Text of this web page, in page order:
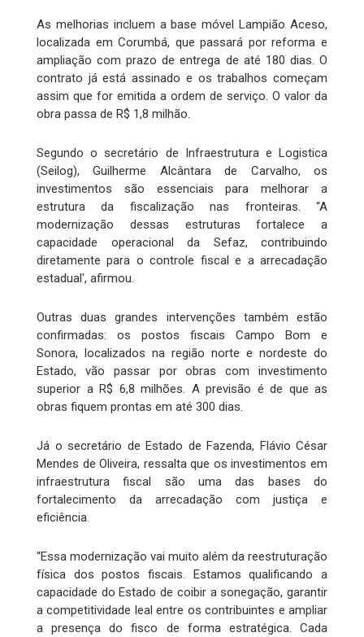
As melhorias incluem a base móvel Lampião Aceso,
localizada em Corumbá, que passará por reforma e
ampliação com prazo de entrega de até 180 dias. O
contrato já está assinado e os trabalhos começam
assim que for emitida a ordem de serviço. O valor da
obra passa de R$ 1,8 milhão.
Segundo o secretário de Infraestrutura e Logistica
(Seilog), Guilherme Alcântara de Carvalho, os
investimentos são essenciais para melhorar a
estrutura da fiscalização nas fronteiras. “A
modernização dessas estruturas fortalece a
capacidade operacional da Sefaz, contribuindo
diretamente para o controle fiscal e a arrecadação
estadual', afirmou.
Outras duas grandes intervenções também estão
confirmadas: os postos fiscais Campo Bom e
Sonora, localizados na região norte e nordeste do
Estado, vão passar por obras com investimento
superior a R$ 6,8 milhões. A previsão é de que as
obras fiquem prontas em até 300 dias.
Já o secretário de Estado de Fazenda, Flávio César
Mendes de Oliveira, ressalta que os investimentos em
infraestrutura fiscal são uma das bases do
fortalecimento da arrecadação com justiça e
eficiência.
“Essa modernização vai muito além da reestruturação
física dos postos fiscais. Estamos qualificando a
capacidade do Estado de coibir a sonegação, garantir
a competitividade leal entre os contribuintes e ampliar
a presença do fisco de forma estratégica. Cada